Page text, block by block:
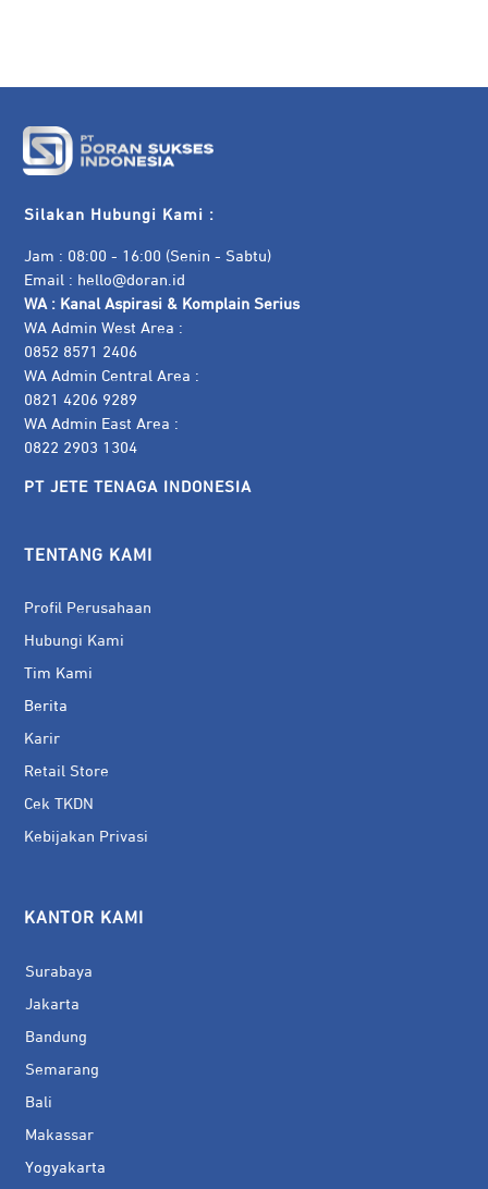
Silakan Hubungi Kami :
Jam : 08:00 - 16:00 (Senin - Sabtu)
Email : hello@doran.id
WA : Kanal Aspirasi & Komplain Serius
WA Admin West Area :
0852 8571 2406
WA Admin Central Area :
0821 4206 9289
WA Admin East Area :
0822 2903 1304
PT JETE TENAGA INDONESIA
TENTANG KAMI
Profil Perusahaan
Hubungi Kami
Tim Kami
Berita
Karir
Retail Store
Cek TKDN
Kebijakan Privasi
KANTOR KAMI
Surabaya
Jakarta
Bandung
Semarang
Bali
Makassar
Yogyakarta